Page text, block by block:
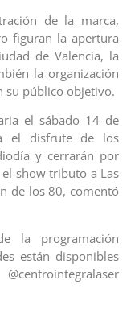
de la marca,
figuran la apertura
de Valencia, la
la organización
su público objetivo.
el sábado 14 de
el disfrute de los
y cerrarán por
show tributo a Las
de los 80, comentó
la programación
están disponibles